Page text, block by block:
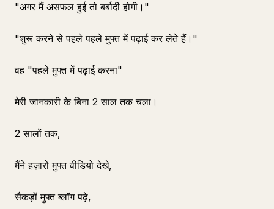
"अगर मैं असफल हुई तो बर्बादी होगी।"
"शुरू करने से पहले पहले मुफ्त में पढ़ाई कर लेते हैं।"
वह "पहले मुफ्त में पढ़ाई करना"
मेरी जानकारी के बिना 2 साल तक चला।
2 सालों तक,
मैंने हज़ारों मुफ्त वीडियो देखे,
सैकड़ों मुफ्त ब्लॉग पढ़े,